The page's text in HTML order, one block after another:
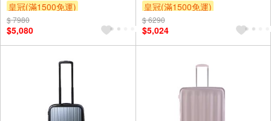
皇冠(滿1500免運)
$ 7980
$5,080
皇冠(滿1500免運)
$ 6290
$5,024